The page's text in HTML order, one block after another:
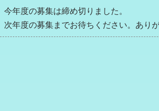
今年度の募集は締め切りました。
次年度の募集までお待ちください。あり